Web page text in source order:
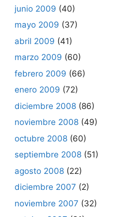
junio 2009 (40)
mayo 2009 (37)
abril 2009 (41)
marzo 2009 (60)
febrero 2009 (66)
enero 2009 (72)
diciembre 2008 (86)
noviembre 2008 (49)
octubre 2008 (60)
septiembre 2008 (51)
agosto 2008 (22)
diciembre 2007 (2)
noviembre 2007 (32)